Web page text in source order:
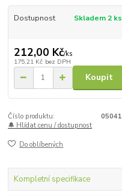
Dostupnost Skladem 2 ks
212,00 Kč/ks
175,21 Kč bez DPH
Koupit
Číslo produktu:
05041
🔔 Hlídat cenu / dostupnost
Do oblíbených
Kompletní specifikace